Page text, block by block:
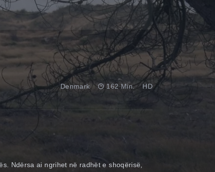
Denmark 162 Min. HD
Ndërsa ai ngrihet në radhët e shoqërisë,